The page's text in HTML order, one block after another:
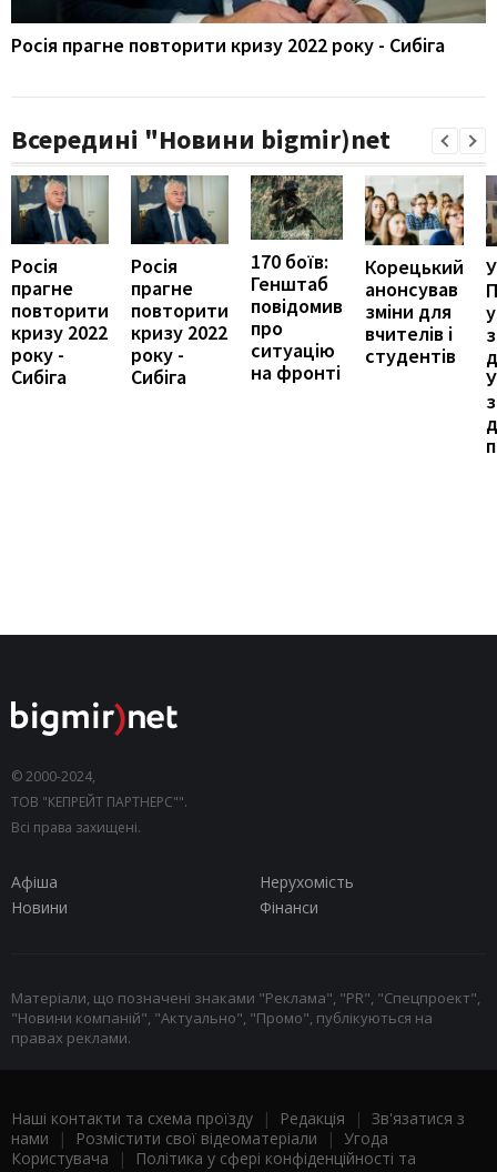
Росія прагне повторити кризу 2022 року - Сибіга
Всередині "Новини bigmir)net
Росія
прагне
повторити
кризу 2022
року -
Сибіга
Росія
прагне
повторити
кризу 2022
року -
Сибіга
170 боїв:
Генштаб
повідомив
про
ситуацію
на фронті
Корецький
анонсував
зміни для
вчителів і
студентів
У
© 2000-2024,
ТОВ "КЕПРЕЙТ ПАРТНЕРС"".
Всі права захищені.
Афіша
Нерухомість
Новини
Фінанси
Матеріали, що позначені знаками "Реклама", "PR", "Спецпроект",
"Новини компаній", "Актуально", "Промо", публікуються на
правах реклами.
Наші контакти та схема проїзду | Редакція | Зв'язатися з
нами | Розмістити свої відеоматеріали | Угода
Користувача |
Політика у сфері конфіденційності та